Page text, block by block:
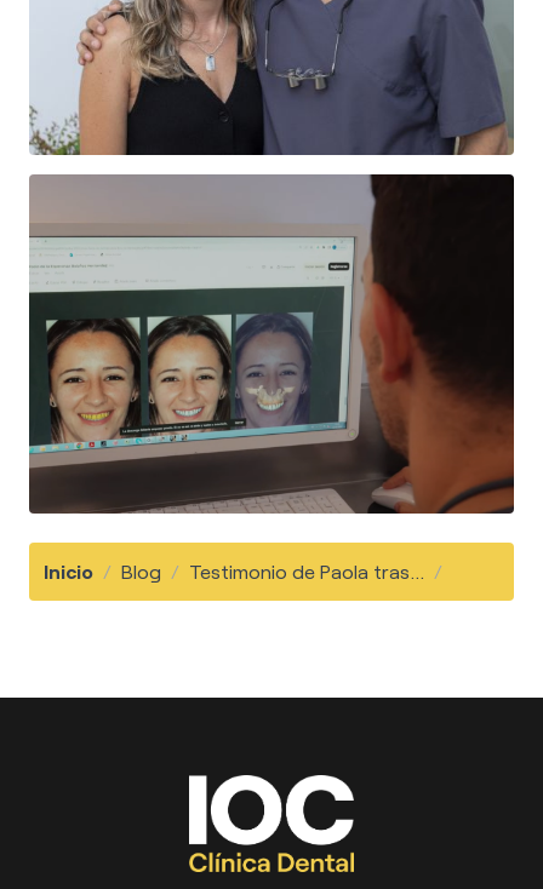
Inicio / Blog / Testimonio de Paola tras... /